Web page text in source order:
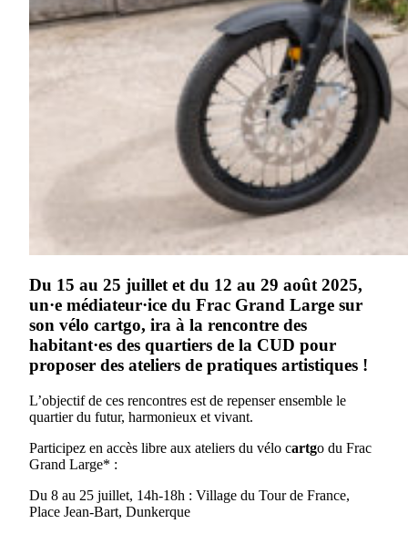
Du 15 au 25 juillet et du 12 au 29 août 2025,
un·e médiateur·ice du Frac Grand Large sur
son vélo cartgo, ira à la rencontre des
habitant·es des quartiers de la CUD pour
proposer des ateliers de pratiques artistiques !
L’objectif de ces rencontres est de repenser ensemble le
quartier du futur, harmonieux et vivant.
Participez en accès libre aux ateliers du vélo cartgo du Frac
Grand Large* :
Du 8 au 25 juillet, 14h-18h : Village du Tour de France,
Place Jean-Bart, Dunkerque